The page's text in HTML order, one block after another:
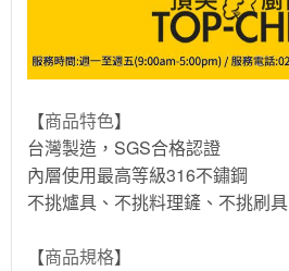
【商品特色】
台灣製造，SGS合格認證
內層使用最高等級316不鏽鋼
不挑爐具、不挑料理鏟、不挑刷具
【商品規格】